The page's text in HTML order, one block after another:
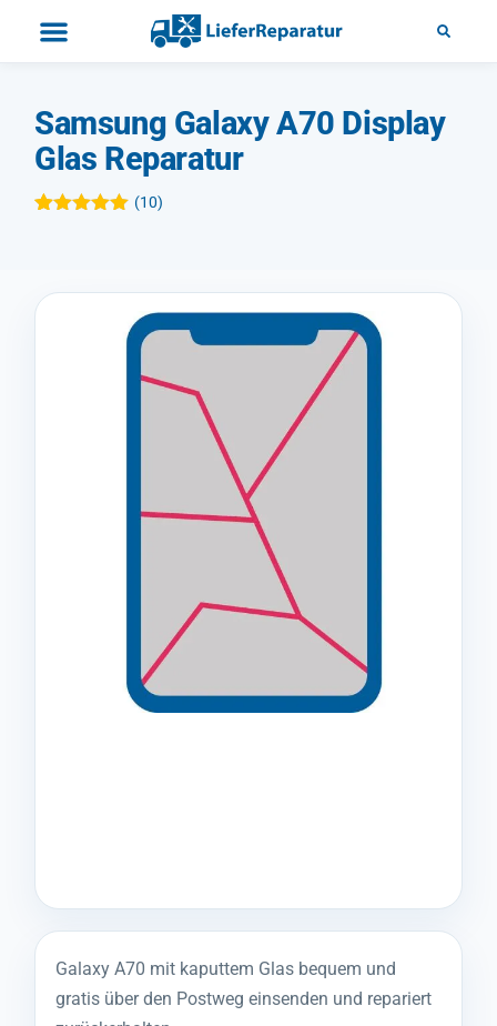
Samsung Galaxy A70 Display
Glas Reparatur
Kundenbewertungen
(10)
Galaxy A70 mit kaputtem Glas bequem und
gratis über den Postweg einsenden und repariert